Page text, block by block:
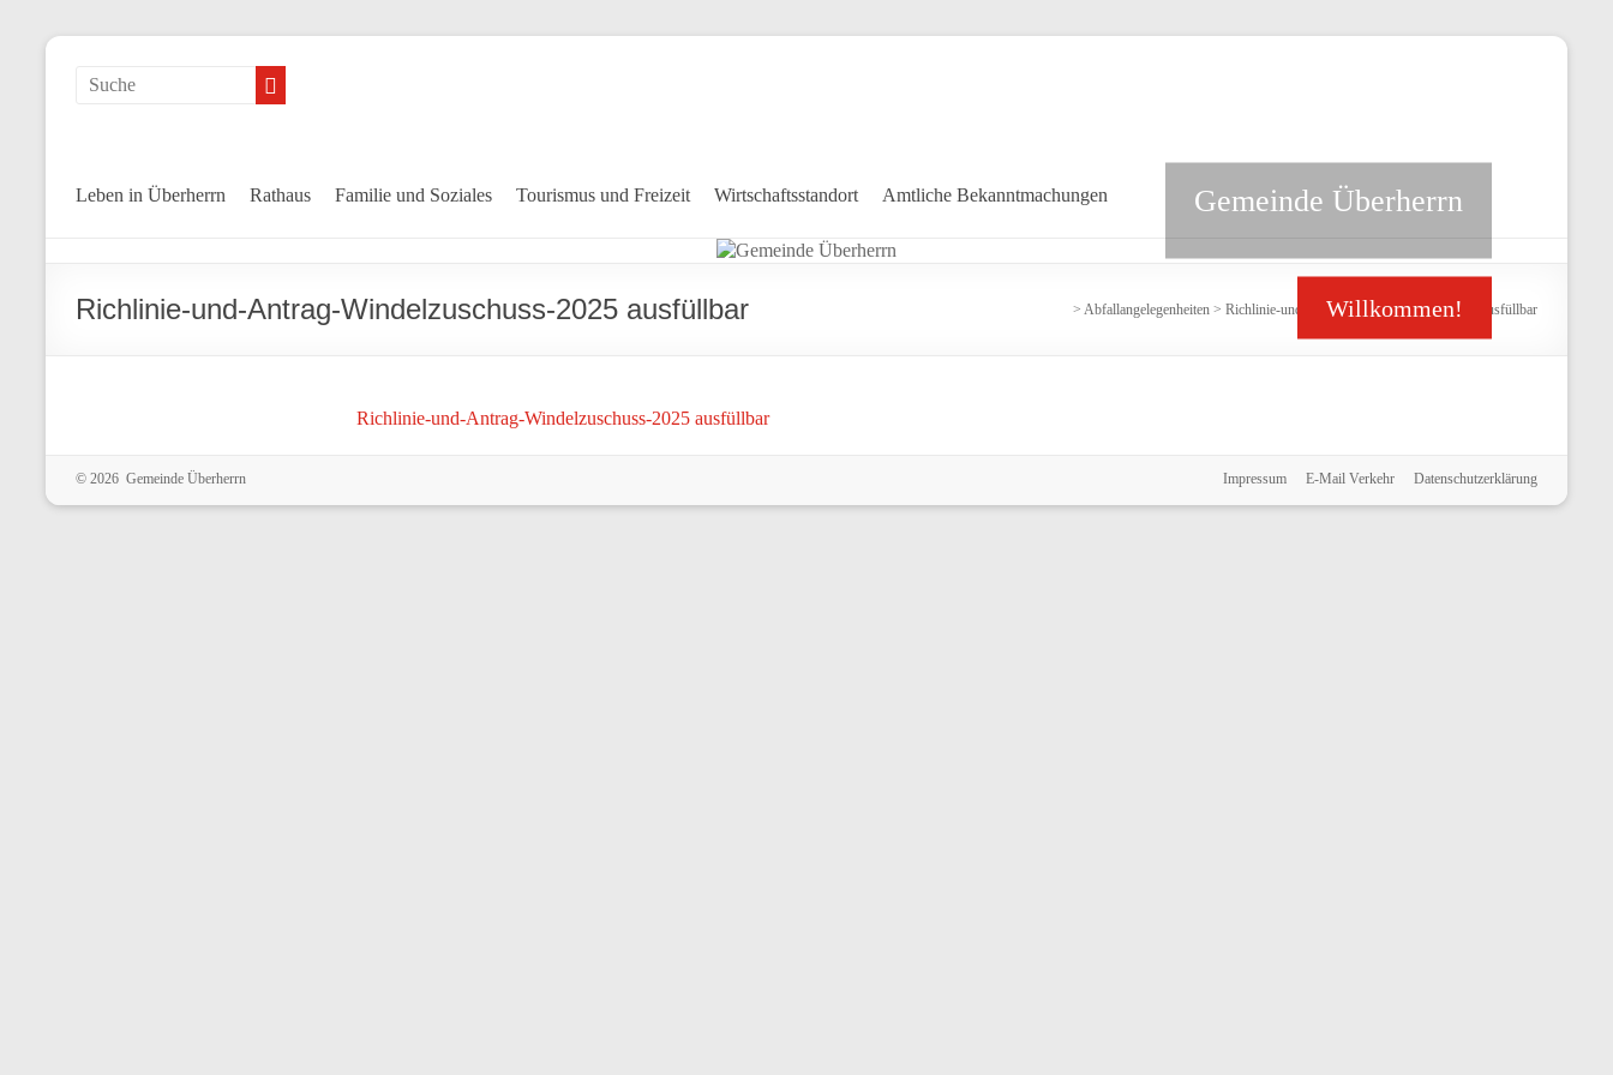
Leben in Überherrn Rathaus Familie und Soziales Tourismus und Freizeit Wirtschaftsstandort Amtliche Bekanntmachungen Gemeinde Überherrn
Willkommen!
Richlinie-und-Antrag-Windelzuschuss-2025 ausfüllbar > Abfallangelegenheiten > Richlinie-und-Antrag-Windelzuschuss-2025 ausfüllbar
Richlinie-und-Antrag-Windelzuschuss-2025 ausfüllbar
© 2026 Gemeinde Überherrn Impressum E-Mail Verkehr Datenschutzerklärung